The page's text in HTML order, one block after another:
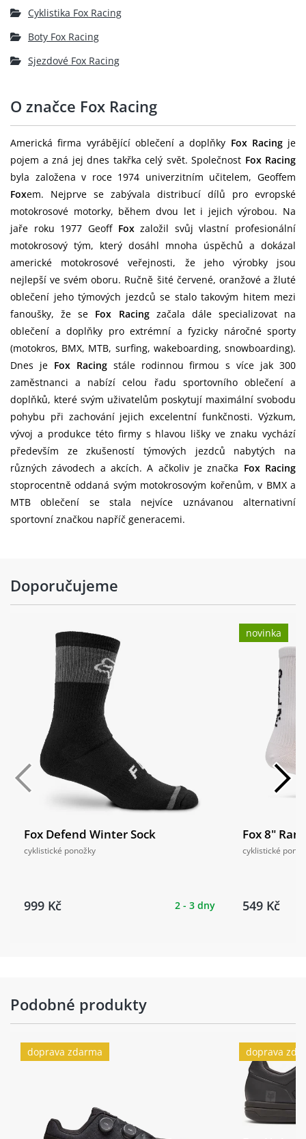
Cyklistika Fox Racing
Boty Fox Racing
Sjezdové Fox Racing
O značce Fox Racing
Americká firma vyrábějící oblečení a doplňky Fox Racingje
pojem a zná jej dnes takřka celý svět. Společnost Fox Racing
byla založena v roce 1974 univerzitním učitelem, Geoffem
Foxem. Nejprve se zabývala distribucí dílů pro evropské
motokrosové motorky, během dvou let i jejich výrobou. Na
jaře roku 1977 Geoff Foxzaložil svůj vlastní profesionální
motokrosový tým, který dosáhl mnoha úspěchů a dokázal
americké motokrosové veřejnosti, že jeho výrobky jsou
nejlepší ve svém oboru. Ručně šité červené, oranžové a žluté
oblečení jeho týmových jezdců se stalo takovým hitem mezi
fanoušky, že se Fox Racingzačala dále specializovat na
oblečení a doplňky pro extrémní a fyzicky náročné sporty
(motokros, BMX, MTB, surfing, wakeboarding, snowboarding).
Dnes je Fox Racingstále rodinnou firmou s více jak 300
zaměstnanci a nabízí celou řadu sportovního oblečení a
doplňků, které svým uživatelům poskytují maximální svobodu
pohybu při zachování jejich excelentní funkčnosti. Výzkum,
vývoj a produkce této firmy s hlavou lišky ve znaku vychází
především ze zkušeností týmových jezdců nabytých na
různých závodech a akcích. A ačkoliv je značka Fox Racing
stoprocentně oddaná svým motokrosovým kořenům, v BMX a
MTB oblečení se stala nejvíce uznávanou alternativní
sportovní značkou napříč generacemi.
Doporučujeme
Fox Defend Winter Sock
cyklistické ponožky
999 Kč 2 - 3 dny
novinka
Fox 8"
cyklistické
549 Kč
Podobné produkty
doprava zdarma doprava